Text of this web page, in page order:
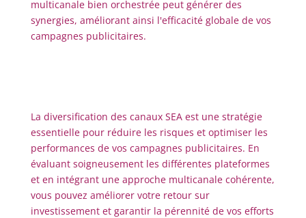
multicanale bien orchestrée peut générer des
synergies, améliorant ainsi l'efficacité globale de vos
campagnes publicitaires.
La diversification des canaux SEA est une stratégie
essentielle pour réduire les risques et optimiser les
performances de vos campagnes publicitaires. En
évaluant soigneusement les différentes plateformes
et en intégrant une approche multicanale cohérente,
vous pouvez améliorer votre retour sur
investissement et garantir la pérennité de vos efforts